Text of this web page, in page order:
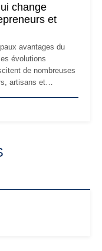
change
et
avantages du
évolutions
de nombreuses
artisans et
: les règles